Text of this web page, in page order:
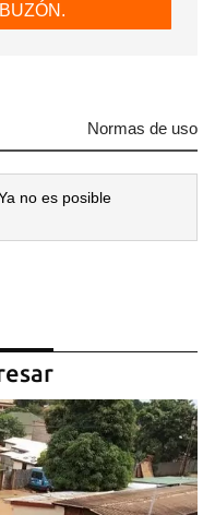
Normas de uso
no es posible